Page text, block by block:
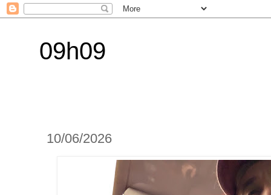
09h09
10/06/2026